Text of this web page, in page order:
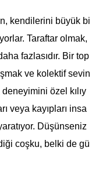
kendilerini büyük bi
Taraftar olmak,
fazlasıdır. Bir top
ve kolektif sevin
özel kılıy
veya kayıpları insa
Düşünseniz
coşku, belki de gü